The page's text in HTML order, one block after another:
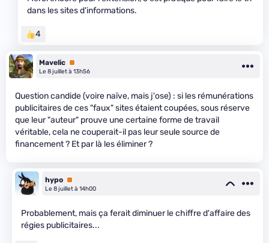
dans les sites d'informations.
4
Mavelic Premium
Le 8 juillet à 13h56
Question candide (voire naïve, mais j'ose) : si les rémunérations
publicitaires de ces "faux" sites étaient coupées, sous réserve
que leur "auteur" prouve une certaine forme de travail
véritable, cela ne couperait-il pas leur seule source de
financement ? Et par là les éliminer ?
hypo Premium
Le 8 juillet à 14h00
Probablement, mais ça ferait diminuer le chiffre d'affaire des
régies publicitaires...